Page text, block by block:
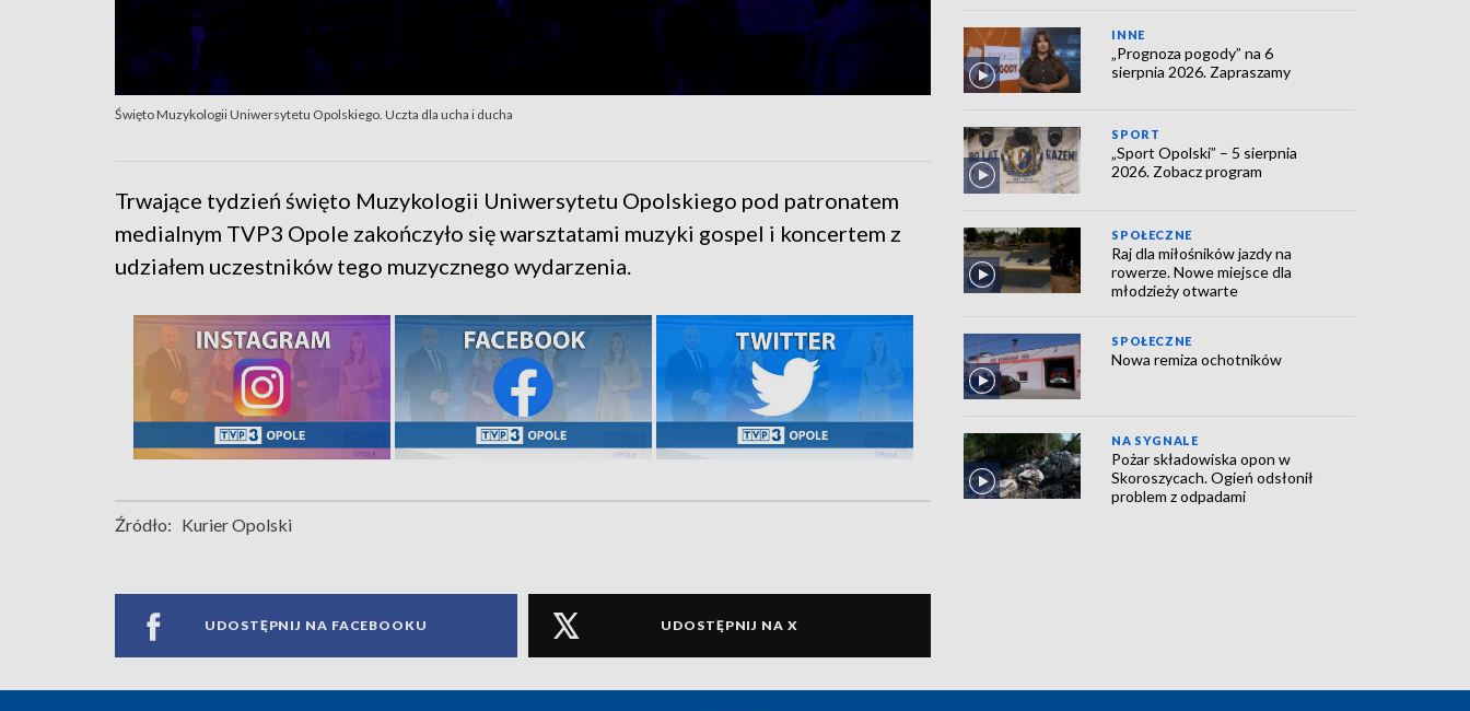
Święto Muzykologii Uniwersytetu Opolskiego. Uczta dla ucha i ducha
Trwające tydzień święto Muzykologii Uniwersytetu Opolskiego pod patronatem
medialnym TVP3 Opole zakończyło się warsztatami muzyki gospel i koncertem z
udziałem uczestników tego muzycznego wydarzenia.
Źródło: Kurier Opolski
UDOSTĘPNIJ NA FACEBOOKU UDOSTĘPNIJ NA X
INNE
„Prognoza pogody” na 6
sierpnia 2026. Zapraszamy
SPORT
„Sport Opolski” – 5 sierpnia
2026. Zobacz program
SPOŁECZNE
Raj dla miłośników jazdy na
rowerze. Nowe miejsce dla
młodzieży otwarte
SPOŁECZNE
Nowa remiza ochotników
NA SYGNALE
Pożar składowiska opon w
Skoroszycach. Ogień odsłonił
problem z odpadami